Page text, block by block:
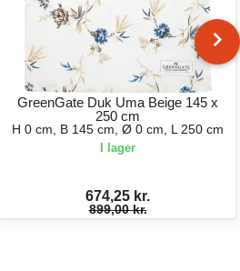
GreenGate Duk Uma Beige 145 x
250 cm
H 0 cm, B 145 cm, Ø 0 cm, L 250 cm
I lager
674,25 kr.
899,00 kr.